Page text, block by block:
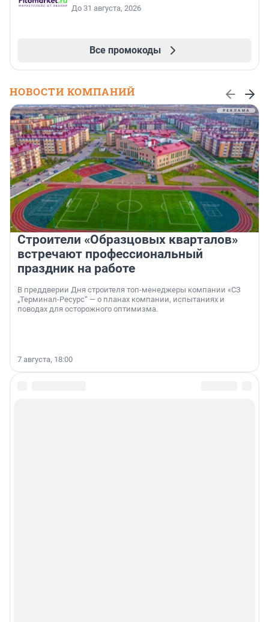
До 31 августа, 2026
Все промокоды
НОВОСТИ КОМПАНИЙ
Строители «Образцовых кварталов»
встречают профессиональный
праздник на работе
В преддверии Дня строителя топ-менеджеры компании «СЗ
„Терминал-Ресурс“ — о планах компании, испытаниях и
поводах для осторожного оптимизма.
7 августа, 18:00